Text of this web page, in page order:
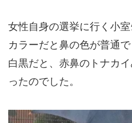
女性自身の選挙に行く小室
カラーだと鼻の色が普通で
白黒だと、赤鼻のトナカ
ったのでした。